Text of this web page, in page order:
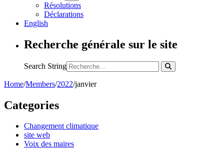
Résolutions
Déclarations
English
Recherche générale sur le site
Search String
Home/Members/2022/janvier
Categories
Changement climatique
site web
Voix des maires